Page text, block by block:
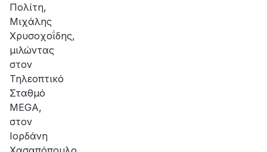
Πολίτη,
Μιχάλης
Χρυσοχοΐδης,
μιλώντας
στον
Τηλεοπτικό
Σταθμό
MEGA,
στον
Ιορδάνη